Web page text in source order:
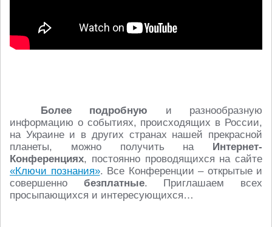
Более подробную и разнообразную
информацию о событиях, происходящих в России,
на Украине и в других странах нашей прекрасной
планеты, можно получить на Интернет-
Конференциях, постоянно проводящихся на сайте
«Ключи познания». Все Конференции – открытые и
совершенно безплатные. Приглашаем всех
просыпающихся и интересующихся…